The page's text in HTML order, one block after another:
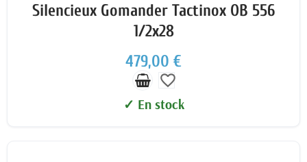
Silencieux Gomander Tactinox OB 556
1/2x28
479,00 €
favorite_border
✓ En stock